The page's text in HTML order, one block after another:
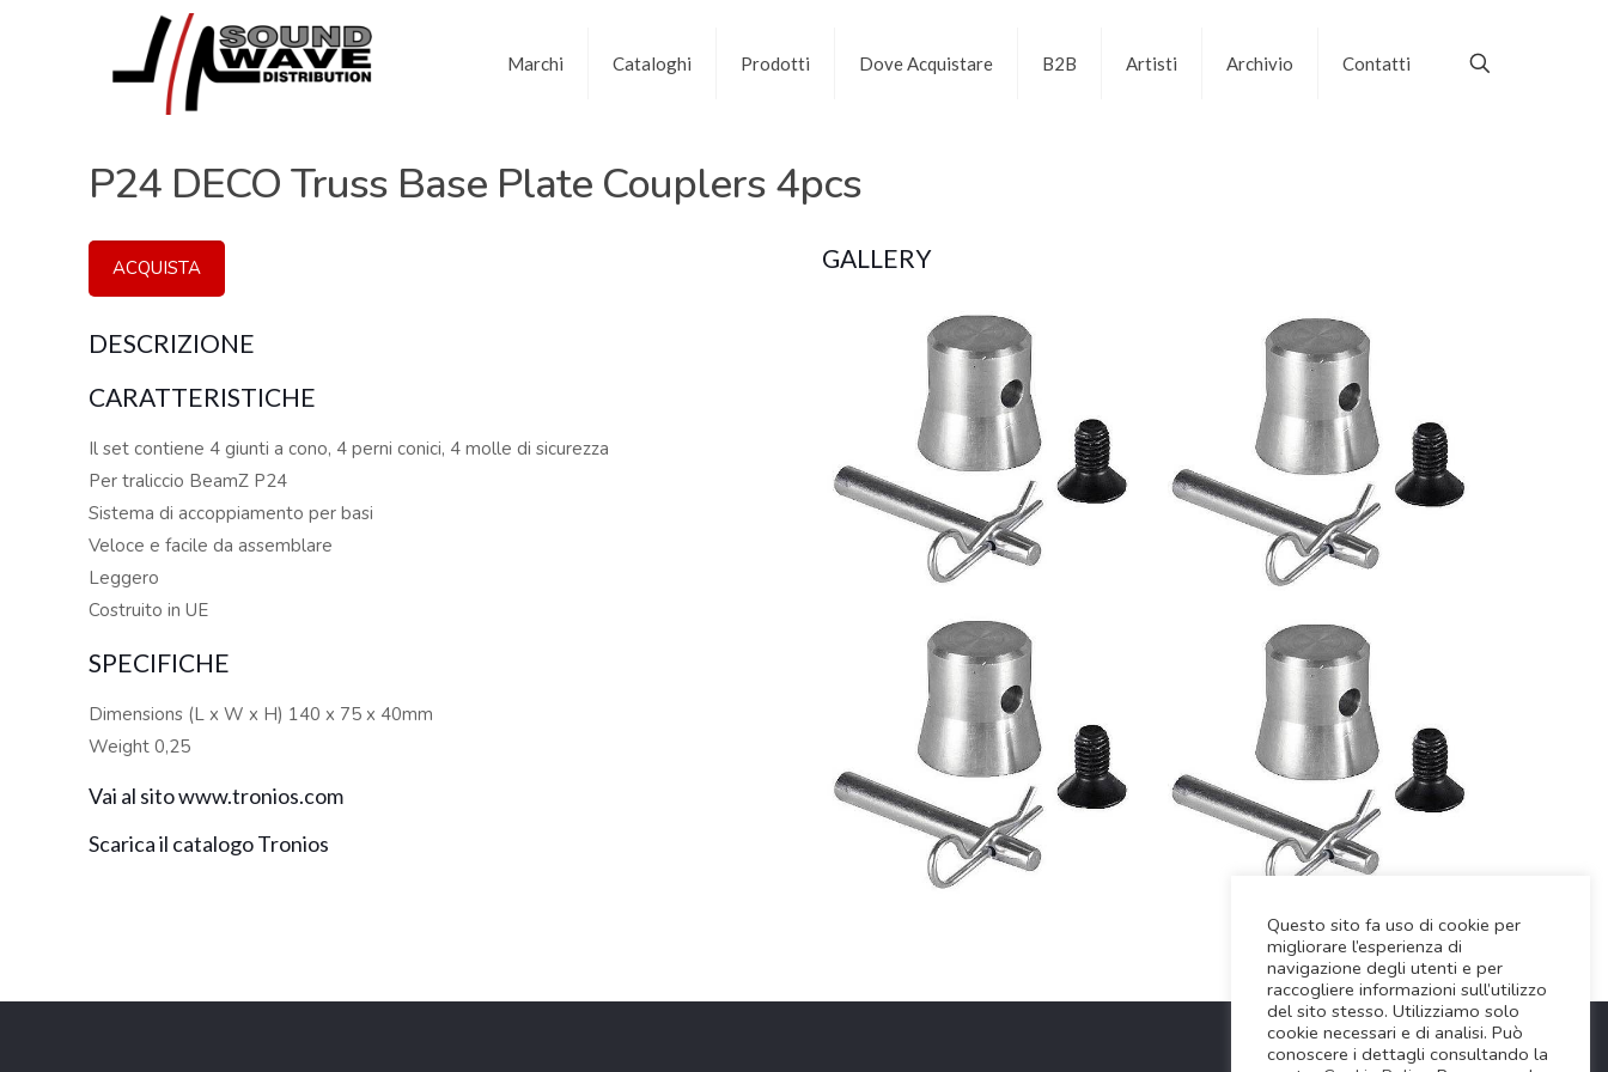
Marchi Cataloghi Prodotti Dove Acquistare B2B Artisti Archivio Contatti
P24 DECO Truss Base Plate Couplers 4pcs
ACQUISTA
DESCRIZIONE
CARATTERISTICHE
Il set contiene 4 giunti a cono, 4 perni conici, 4 molle di sicurezza
Per traliccio BeamZ P24
Sistema di accoppiamento per basi
Veloce e facile da assemblare
Leggero
Costruito in UE
SPECIFICHE
Dimensions (L x W x H) 140 x 75 x 40mm
Weight 0,25
Vai al sito www.tronios.com
Scarica il catalogo Tronios
GALLERY
Questo sito fa uso di cookie per
migliorare l’esperienza di
navigazione degli utenti e per
raccogliere informazioni sull’utilizzo
del sito stesso. Utilizziamo solo
cookie necessari e di analisi. Può
conoscere i dettagli consultando la